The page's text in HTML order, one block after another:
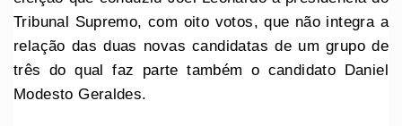
Tribunal Supremo, com oito votos, que não integra a
relação das duas novas candidatas de um grupo de
três do qual faz parte também o candidato Daniel
Modesto Geraldes.